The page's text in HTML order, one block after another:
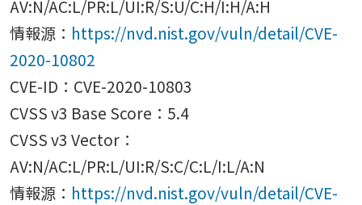
AV:N/AC:L/PR:L/UI:R/S:U/C:H/I:H/A:H
情報源： https://nvd.nist.gov/vuln/detail/CVE-
2020-10802
CVE-ID：CVE-2020-10803
CVSS v3 Base Score：5.4
CVSS v3 Vector：
AV:N/AC:L/PR:L/UI:R/S:C/C:L/I:L/A:N
情報源： https://nvd.nist.gov/vuln/detail/CVE-